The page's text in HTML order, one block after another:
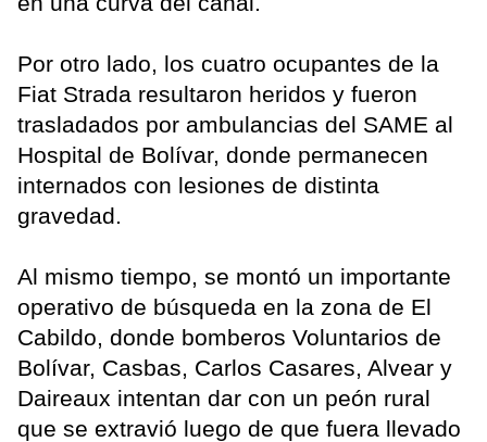
Por otro lado, los cuatro ocupantes de la
Fiat Strada resultaron heridos y fueron
trasladados por ambulancias del SAME al
Hospital de Bolívar, donde permanecen
internados con lesiones de distinta
gravedad.
Al mismo tiempo, se montó un importante
operativo de búsqueda en la zona de El
Cabildo, donde bomberos Voluntarios de
Bolívar, Casbas, Carlos Casares, Alvear y
Daireaux intentan dar con un peón rural
que se extravió luego de que fuera llevado